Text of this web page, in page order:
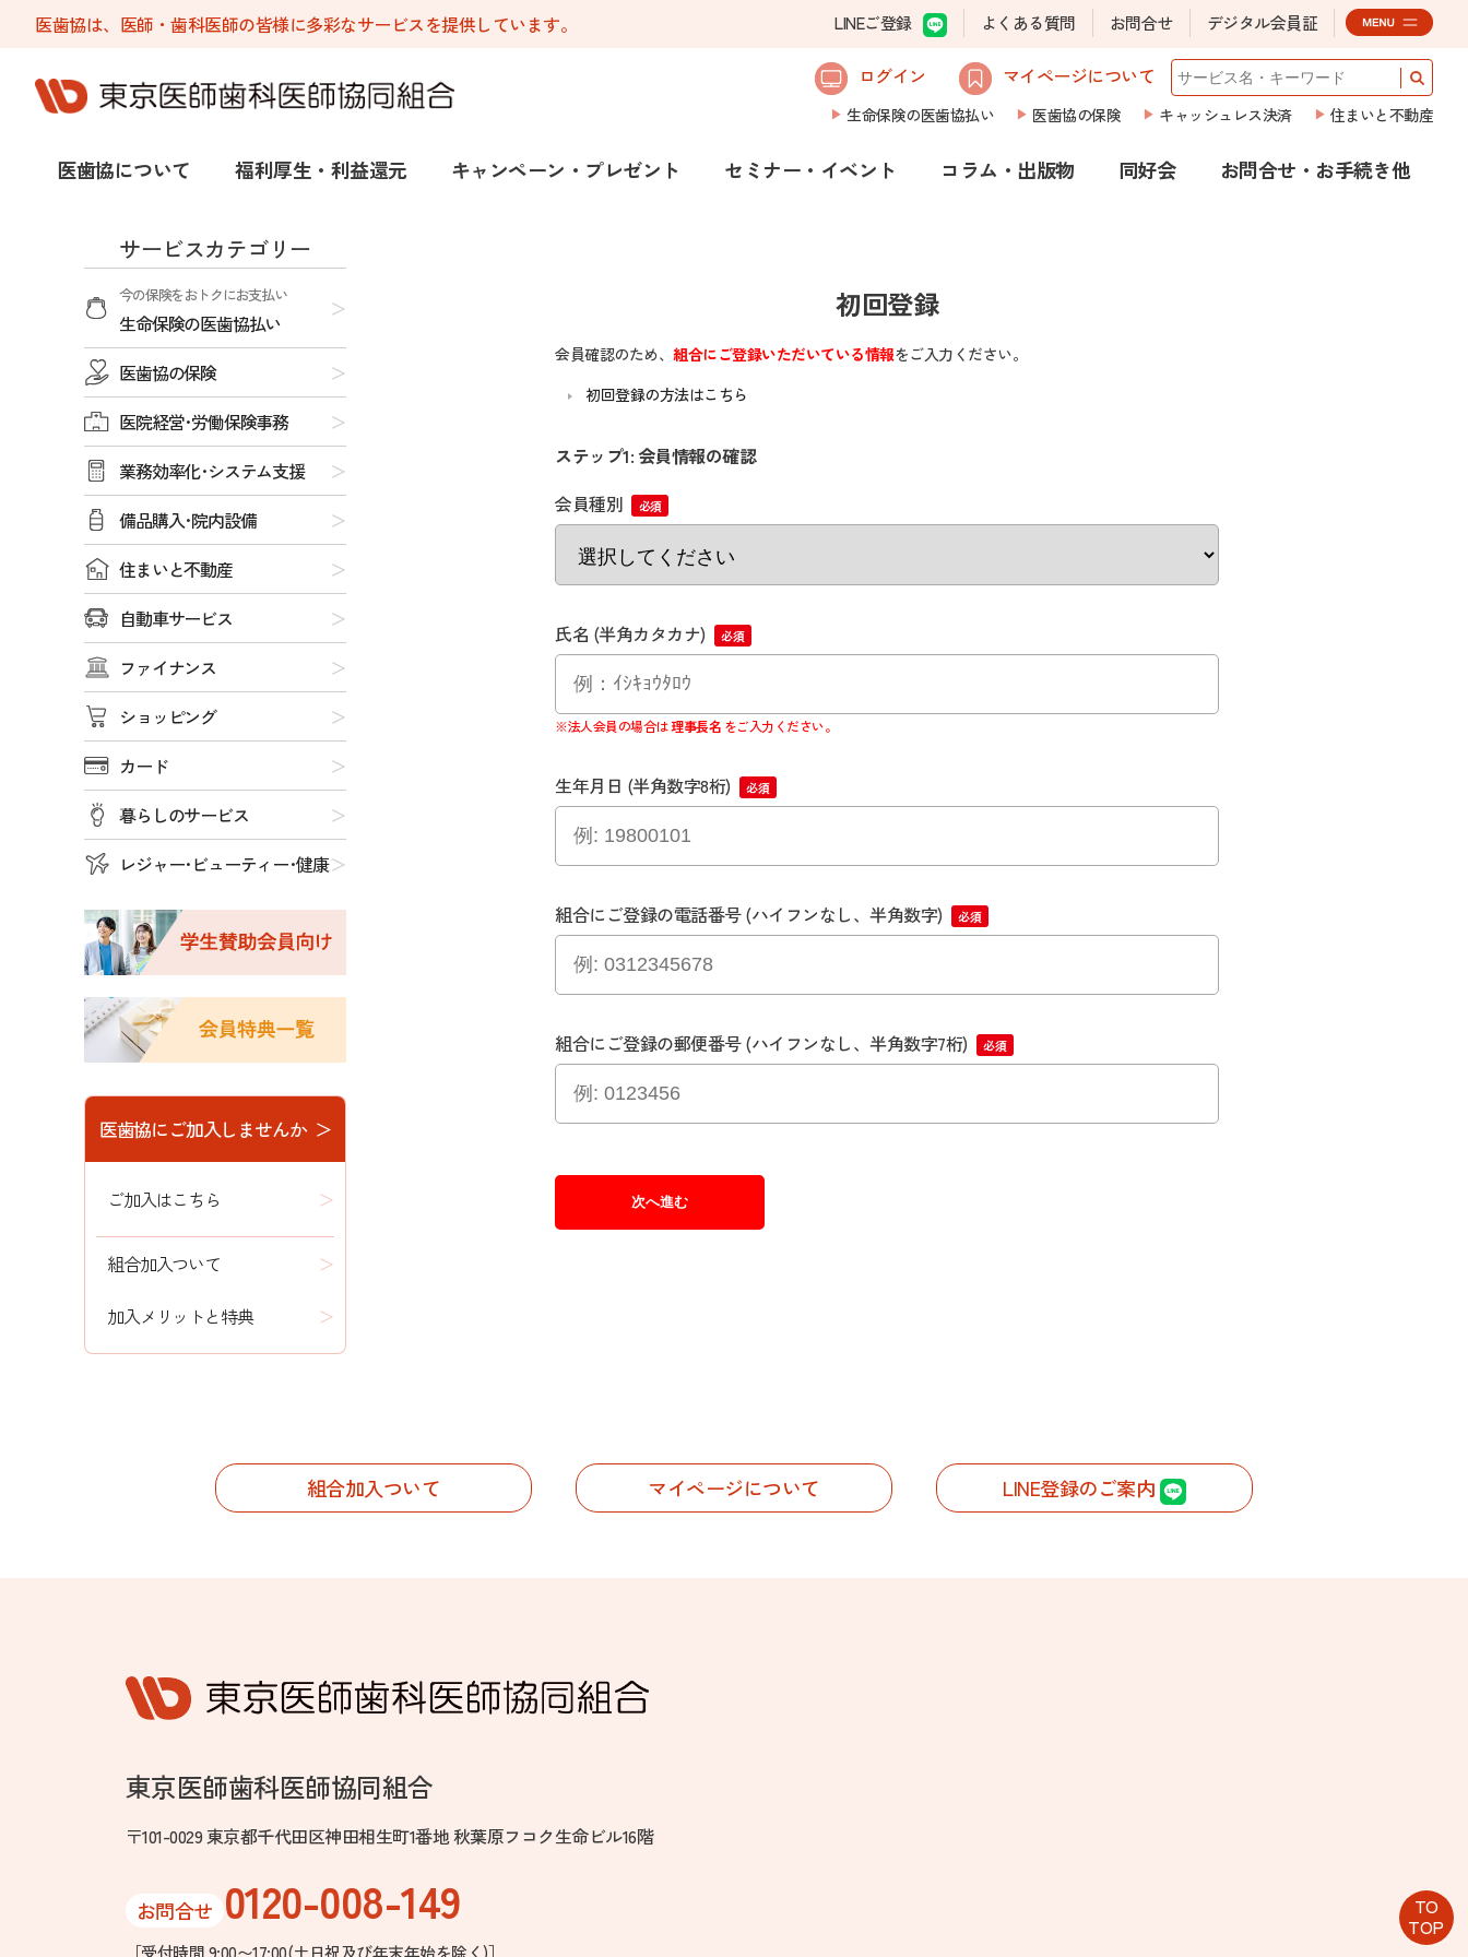
医歯協は、医師・歯科医師の皆様に多彩なサービスを提供しています。 LINEご登録 よくある質問 お問合せ デジタル会員証
ログイン マイページについて
生命保険の医歯協払い 医歯協の保険 キャッシュレス決済 住まいと不動産
医歯協について 福利厚生・利益還元 キャンペーン・プレゼント セミナー・イベント コラム・出版物 同好会 お問合せ・お手続き他
サービスカテゴリー
今の保険をおトクにお支払い
生命保険の医歯協払い
医歯協の保険
医院経営･労働保険事務
業務効率化･システム支援
備品購入･院内設備
住まいと不動産
自動車サービス
ファイナンス
ショッピング
カード
暮らしのサービス
レジャー･ビューティー･健康
医歯協にご加入しませんか ＞
ご加入はこちら
組合加入ついて
加入メリットと特典
初回登録
会員確認のため、 組合にご登録いただいている情報をご入力ください。
初回登録の方法はこちら
ステップ1: 会員情報の確認
会員種別
氏名 (半角カタカナ)
※法人会員の場合は理事長名 をご入力ください。
生年月日 (半角数字8桁)
組合にご登録の電話番号 (ハイフンなし、半角数字)
組合にご登録の郵便番号 (ハイフンなし、半角数字7桁)
組合加入ついて マイページについて LINE登録のご案内
TO
TOP
東京医師歯科医師協同組合
〒101-0029 東京都千代田区神田相生町1番地 秋葉原フコク生命ビル16階
お問合せ 0120-008-149